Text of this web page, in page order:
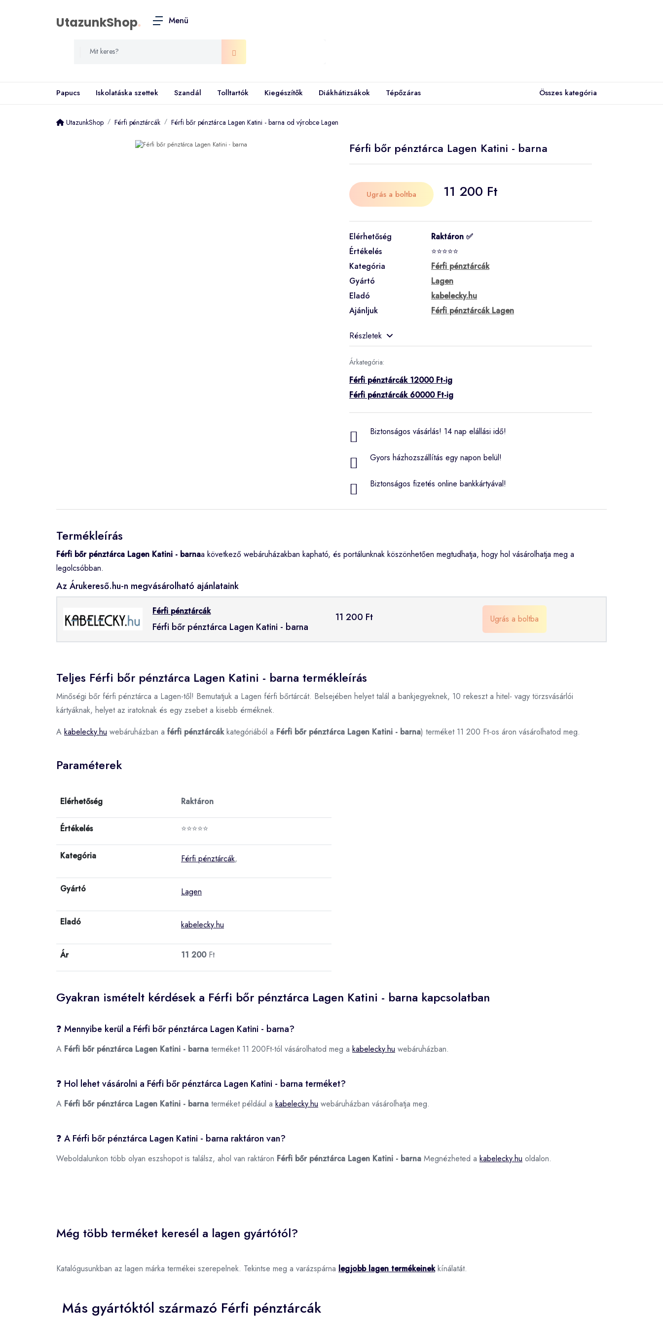
UtazunkShop. Menü
Papucs Iskolatáska szettek Szandál Tolltartók Kiegészítők Diákhátizsákok Tépőzáras Összes kategória
UtazunkShop Férfi pénztárcák Férfi bőr pénztárca Lagen Katini - barna od výrobce Lagen
Férfi bőr pénztárca Lagen Katini - barna
Ugrás a boltba 11 200 Ft
Elérhetőség
Raktáron ✅
Értékelés
⭐⭐⭐⭐⭐
Kategória
Férfi pénztárcák
Gyártó
Lagen
Eladó
kabelecky.hu
Ajánljuk
Férfi pénztárcák Lagen
Részletek
Árkategória:
Férfi pénztárcák 12000 Ft-ig
Férfi pénztárcák 60000 Ft-ig
Biztonságos vásárlás! 14 nap elállási idő!
Gyors házhozszállítás egy napon belül!
Biztonságos fizetés online bankkártyával!
Termékleírás
Férfi bőr pénztárca Lagen Katini - barnaa következő webáruházakban kapható, és portálunknak köszönhetően megtudhatja, hogy hol vásárolhatja meg a
legolcsóbban.
Az Árukereső.hu-n megvásárolható ajánlataink
Férfi pénztárcák
Férfi bőr pénztárca Lagen Katini - barna
11 200 Ft Ugrás a boltba
Teljes Férfi bőr pénztárca Lagen Katini - barna termékleírás
Minőségi bőr férfi pénztárca a Lagen-től! Bemutatjuk a Lagen férfi bőrtárcát. Belsejében helyet talál a bankjegyeknek, 10 rekeszt a hitel- vagy törzsvásárlói
kártyáknak, helyet az iratoknak és egy zsebet a kisebb érméknek.
A kabelecky.hu webáruházban a férfi pénztárcákkategóriából a Férfi bőr pénztárca Lagen Katini - barna) terméket 11 200 Ft-os áron vásárolhatod meg.
Paraméterek
Elérhetőség Raktáron
Értékelés ⭐⭐⭐⭐⭐
Kategória Férfi pénztárcák,
Gyártó Lagen
Eladó kabelecky.hu
Ár 11 200Ft
Gyakran ismételt kérdések a Férfi bőr pénztárca Lagen Katini - barna kapcsolatban
❓ Mennyibe kerül a Férfi bőr pénztárca Lagen Katini - barna?
A Férfi bőr pénztárca Lagen Katini - barna terméket 11 200Ft-tól vásárolhatod meg a kabelecky.hu webáruházban.
❓ Hol lehet vásárolni a Férfi bőr pénztárca Lagen Katini - barna terméket?
A Férfi bőr pénztárca Lagen Katini - barna terméket például a kabelecky.hu webáruházban vásárolhatja meg.
❓ A Férfi bőr pénztárca Lagen Katini - barna raktáron van?
Weboldalunkon több olyan eszshopot is találsz, ahol van raktáron Férfi bőr pénztárca Lagen Katini - barna Megnézheted a kabelecky.hu oldalon.
Még több terméket keresél a lagen gyártótól?
Katalógusunkban az lagen márka termékei szerepelnek. Tekintse meg a varázspárna legjobb lagen termékeinekkínálatát.
Más gyártóktól származó Férfi pénztárcák